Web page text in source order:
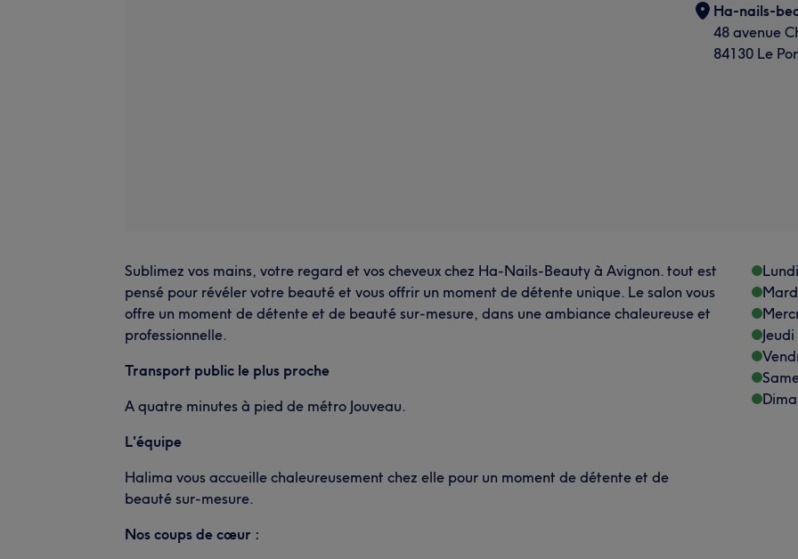
Ha-nails-
48 avenue
84130 Le
Sublimez vos mains, votre regard et vos cheveux chez Ha‑Nails‑Beauty à Avignon. tout est
pensé pour révéler votre beauté et vous offrir un moment de détente unique. Le salon vous
offre un moment de détente et de beauté sur-mesure, dans une ambiance chaleureuse et
professionnelle.
Transport public le plus proche
A quatre minutes à pied de métro Jouveau.
L'équipe
Halima vous accueille chaleureusement chez elle pour un moment de détente et de
beauté sur-mesure.
Nos coups de cœur :
Lundi
Jeudi